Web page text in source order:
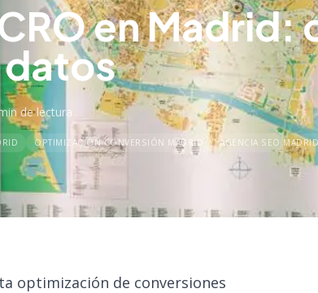
en Madrid:
de lectura
OPTIMIZACIÓN CONVERSIÓN MADRID AGENCIA SEO MADRID
optimización de conversiones